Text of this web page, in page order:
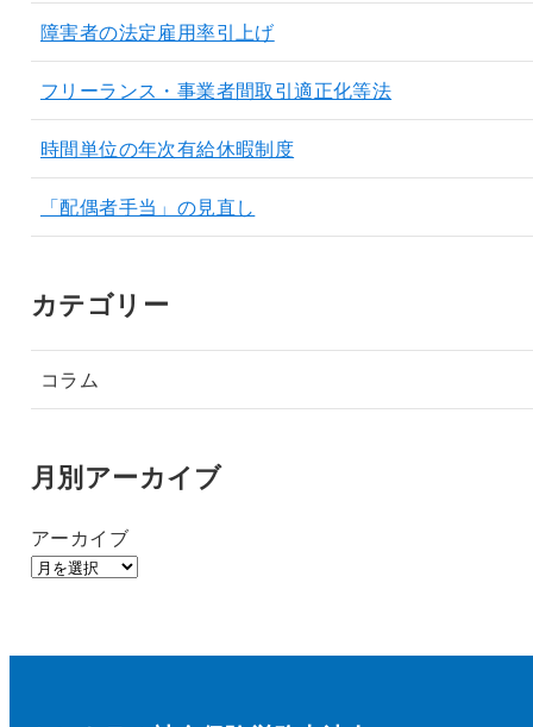
障害者の法定雇用率引上げ
フリーランス・事業者間取引適正化等法
時間単位の年次有給休暇制度
「配偶者手当」の見直し
カテゴリー
コラム
月別アーカイブ
アーカイブ